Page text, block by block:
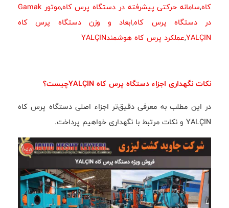
کاه,سامانه حرکتی پیشرفته در دستگاه پرس کاه,
موتور Gamak
در دستگاه پرس کاه,ابعاد و وزن دستگاه پرس کاه
YALÇIN
,عملکرد پرس کاه هوشمندYALÇIN
نکات نگهداری اجزاء دستگاه پرس کاه YALÇINچیست؟
در این مطلب به معرفی دقیق‌تر اجزاء اصلی دستگاه پرس کاه
YALÇIN و نکات مرتبط با نگهداری خواهیم پرداخت.